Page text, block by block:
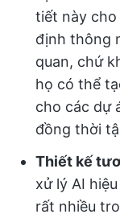
tiết này cho
định thông
quan, chứ
họ có thể
cho các dự
đồng thời
Thiết kế
xử lý AI
rất nhiều